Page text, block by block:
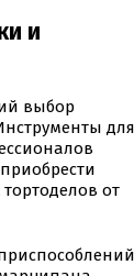
лепки
и
выбор
для
от